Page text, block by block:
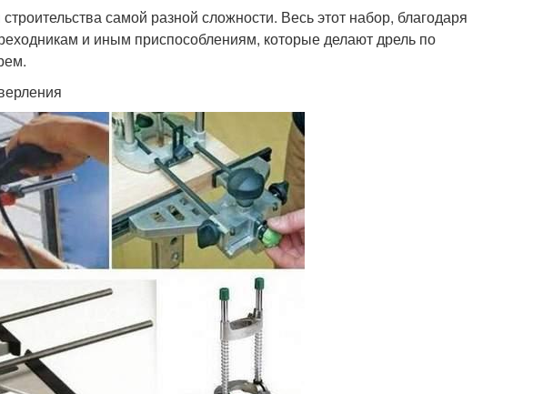
самой разной сложности. Весь этот набор, благодаря
и иным приспособлениям, которые делают дрель по